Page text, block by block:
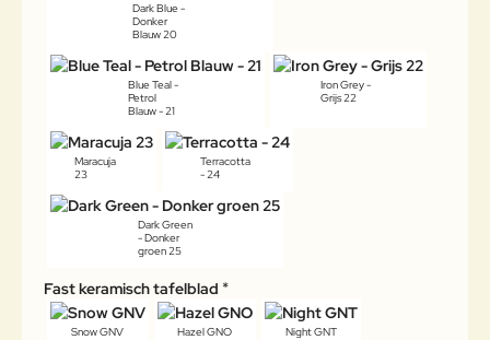
Dark Blue -
Donker
Blauw 20
Blue Teal -
Petrol
Blauw - 21
Iron Grey -
Grijs 22
Maracuja
23
Terracotta
- 24
Dark Green
- Donker
groen 25
Fast keramisch tafelblad
Snow GNV Hazel GNO Night GNT